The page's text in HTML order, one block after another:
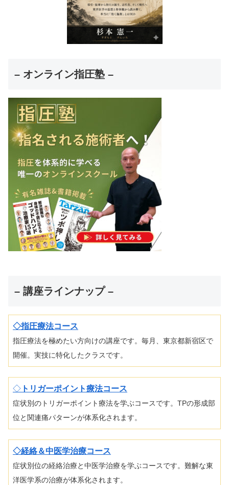
– オンライン指圧塾 –
– 講座ラインナップ –
◇指圧療法コース
指圧療法を極めたい方向けの講座です。毎月、東京都新宿区で
開催。実技に特化したクラスです。
◇ トリガーポイント療法コース
症状別のトリガーポイント療法を学ぶコースです。TPの形成部
位と関連痛パターンが体系化されます。
◇経絡＆中医学治療コース
症状別位の経絡治療と中医学治療を学ぶコースです。難解な東
洋医学系の治療が体系化されます。